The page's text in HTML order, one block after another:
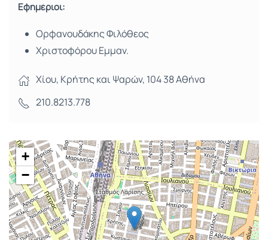
Εφημέριοι:
Ορφανουδάκης Φιλόθεος
Χριστοφόρου Εμμαν.
Χίου, Κρήτης και Ψαρών, 104 38 Αθήνα
210.8213.778
+
−